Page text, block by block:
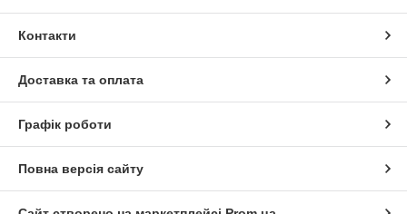
Контакти
Доставка та оплата
Графік роботи
Повна версія сайту